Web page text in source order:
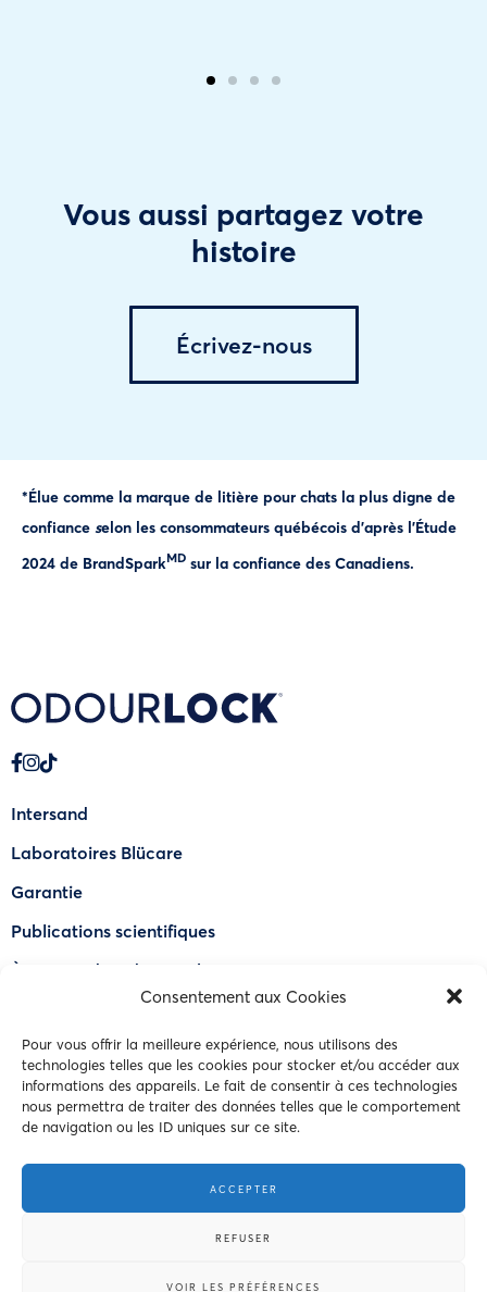
Consentement aux Cookies
Pour vous offrir la meilleure expérience, nous utilisons des
technologies telles que les cookies pour stocker et/ou accéder aux
informations des appareils. Le fait de consentir à ces technologies
nous permettra de traiter des données telles que le comportement
de navigation ou les ID uniques sur ce site.
ACCEPTER
REFUSER
VOIR LES PRÉFÉRENCES
Vous aussi partagez votre
histoire
Écrivez-nous
*Élue comme la marque de litière pour chats la plus digne de
confiance selon les consommateurs québécois d’après l’Étude
2024 de BrandSparkMD sur la confiance des Canadiens.
Intersand
Laboratoires Blücare
Garantie
Publications scientifiques
À propos de OdourLock®
Trouver un détaillant
FAQ
Nous joindre
© 2023 Intersand. Tous droits réservés.
Politique de confidentialité